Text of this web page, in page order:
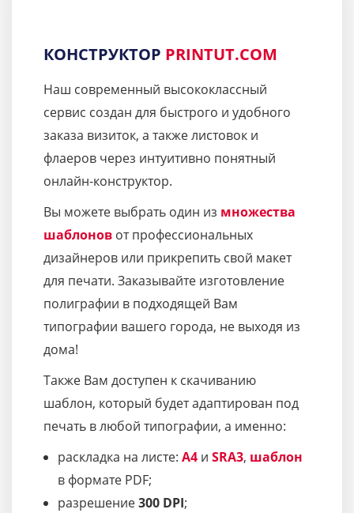
КОНСТРУКТОР PRINTUT.COM
Наш современный высококлассный
сервис создан для быстрого и удобного
заказа визиток, а также листовок и
флаеров через интуитивно понятный
онлайн-конструктор.
Вы можете выбрать один из множества
шаблонов от профессиональных
дизайнеров или прикрепить свой макет
для печати. Заказывайте изготовление
полиграфии в подходящей Вам
типографии вашего города, не выходя из
дома!
Также Вам доступен к скачиванию
шаблон, который будет адаптирован под
печать в любой типографии, а именно:
раскладка на листе: A4 и SRA3, шаблон
в формате PDF;
разрешение300 DPI;